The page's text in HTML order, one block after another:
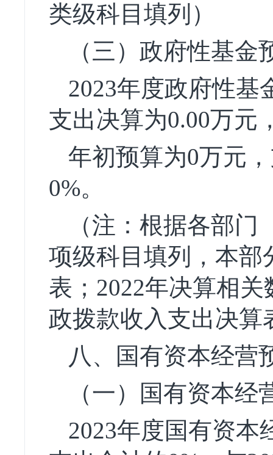
类级科目填列）
（三）政府性基
2023年度政府性基
支出决算为0.00万元
年初预算为0万元
0%。
（注：根据各部
项级科目填列，本部
表；2022年决算相
政拨款收入支出决算
八、国有资本经营
（一）国有资本
2023年度国有资本